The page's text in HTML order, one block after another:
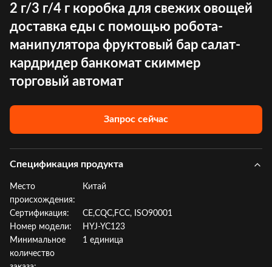
2 г/3 г/4 г коробка для свежих овощей
доставка еды с помощью робота-
манипулятора фруктовый бар салат-
кардридер банкомат скиммер
торговый автомат
Запрос сейчас
Спецификация продукта
Место
происхождения:
Китай
Сертификация:
CE,CQC,FCC, ISO90001
Номер модели:
HYJ-YC123
Минимальное
количество
1 единица